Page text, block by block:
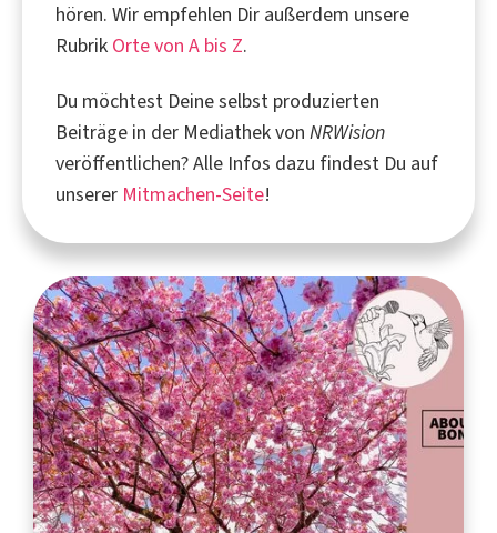
hören. Wir empfehlen Dir außerdem unsere
Rubrik Orte von A bis Z.
Du möchtest Deine selbst produzierten
Beiträge in der Mediathek von NRWision
veröffentlichen? Alle Infos dazu findest Du auf
unserer Mitmachen-Seite!